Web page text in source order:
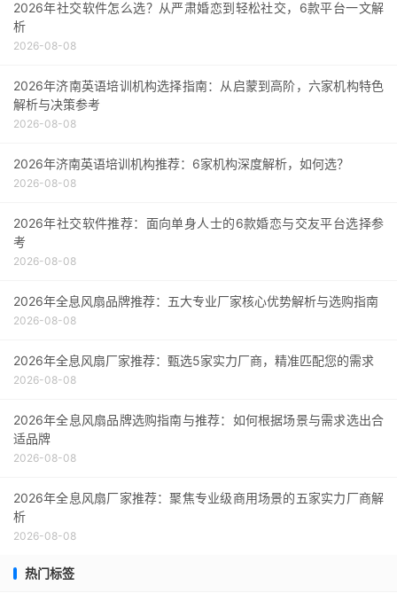
2026年社交软件怎么选？从严肃婚恋到轻松社交，6款平台一文解
析
2026-08-08
2026年济南英语培训机构选择指南：从启蒙到高阶，六家机构特色
解析与决策参考
2026-08-08
2026年济南英语培训机构推荐：6家机构深度解析，如何选？
2026-08-08
2026年社交软件推荐：面向单身人士的6款婚恋与交友平台选择参
考
2026-08-08
2026年全息风扇品牌推荐：五大专业厂家核心优势解析与选购指南
2026-08-08
2026年全息风扇厂家推荐：甄选5家实力厂商，精准匹配您的需求
2026-08-08
2026年全息风扇品牌选购指南与推荐：如何根据场景与需求选出合
适品牌
2026-08-08
2026年全息风扇厂家推荐：聚焦专业级商用场景的五家实力厂商解
析
2026-08-08
热门标签